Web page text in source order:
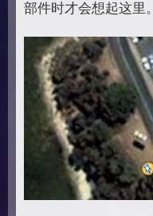
部件时才会想起这里。